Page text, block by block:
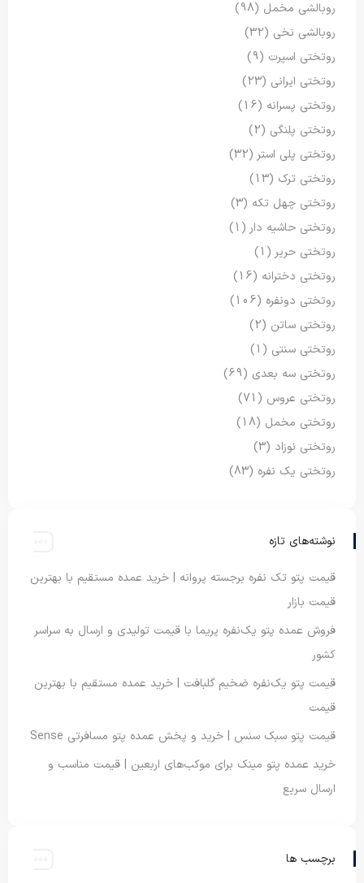
روبالشی مخمل (98)
روبالشی نخی (32)
روتختی اسپرت (9)
روتختی ایرانی (23)
روتختی پسرانه (16)
روتختی پلنگی (2)
روتختی پلی استر(32)
روتختی ترک (13)
روتختی چهل تکه (3)
روتختی حاشیه دار(1)
روتختی حریر(1)
روتختی دخترانه (16)
روتختی دونفره (106)
روتختی ساتن (2)
روتختی سنتی (1)
روتختی سه بعدی (69)
روتختی عروس (71)
روتختی مخمل (18)
روتختی نوزاد (3)
روتختی یک نفره (83)
نوشته‌های تازه
قیمت پتو تک نفره برجسته پروانه | خرید عمده مستقیم با بهترین
قیمت بازار
فروش عمده پتو یک‌نفره پریما با قیمت تولیدی و ارسال به سراسر
کشور
قیمت پتو یک‌نفره ضخیم گلبافت | خرید عمده مستقیم با بهترین
قیمت
قیمت پتو سبک سنس | خرید و پخش عمده پتو مسافرتی Sense
خرید عمده پتو مینک برای موکب‌های اربعین | قیمت مناسب و
ارسال سریع
برچسب ها